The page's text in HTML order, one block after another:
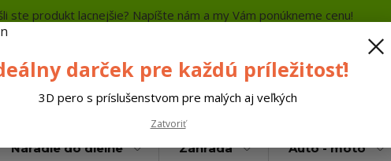
ste produkt lacnejšie? Napíšte nám a my Vám ponúkneme cenu!
+421 552 304 860
Náradie do dielne Záhrada Auto - moto
darček pre každú príležitosť!
3D pero s príslušenstvom pre malých aj veľkých
Zatvoriť